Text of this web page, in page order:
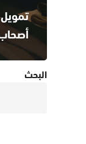
البحث